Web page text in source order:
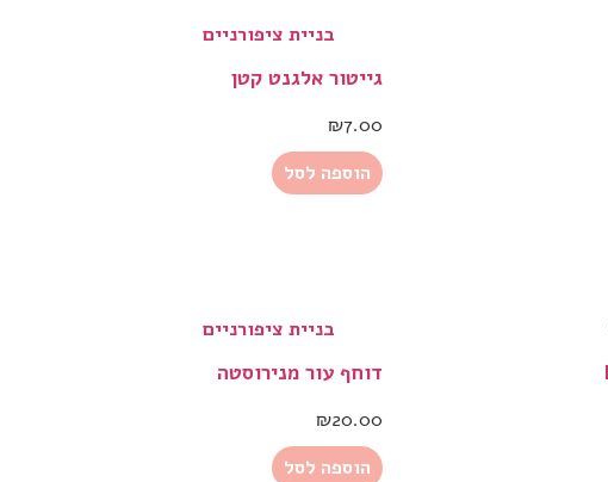
בניית ציפורניים
גייטור אלגנט קטן
₪7.00
הוספה לסל
בניית ציפורניים
דוחף עור מנירוסטה
₪20.00
הוספה לסל